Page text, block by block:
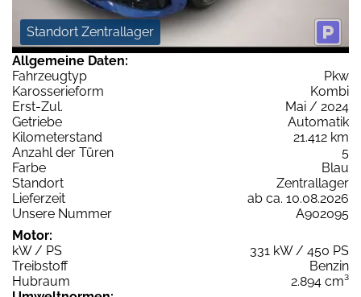
Standort Zentrallager
Allgemeine Daten:
Fahrzeugtyp
Pkw
Karosserieform
Kombi
Erst-Zul.
Mai / 2024
Getriebe
Automatik
Kilometerstand
21.412 km
Anzahl der Türen
5
Farbe
Blau
Standort
Zentrallager
Lieferzeit
ab ca. 10.08.2026
Unsere Nummer
A902095
Motor:
kW / PS
331 kW / 450 PS
Treibstoff
Benzin
Hubraum
2.894 cm³